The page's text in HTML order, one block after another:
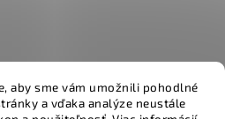
aby sme vám umožnili pohodlné
a vďaka analýze neustále